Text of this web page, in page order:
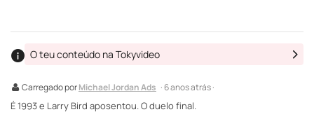
Carregado porMichael Jordan Ads · 6 anos atrás ·
O teu conteúdo na Tokyvideo
É 1993 e Larry Bird aposentou. O duelo final.